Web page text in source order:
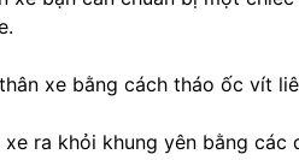
xe bằng cách tháo ốc vít
ra khỏi khung yên bằng các